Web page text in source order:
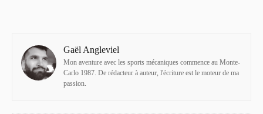
Gaël Angleviel
Mon aventure avec les sports mécaniques commence au Monte-
Carlo 1987. De rédacteur à auteur, l'écriture est le moteur de ma
passion.